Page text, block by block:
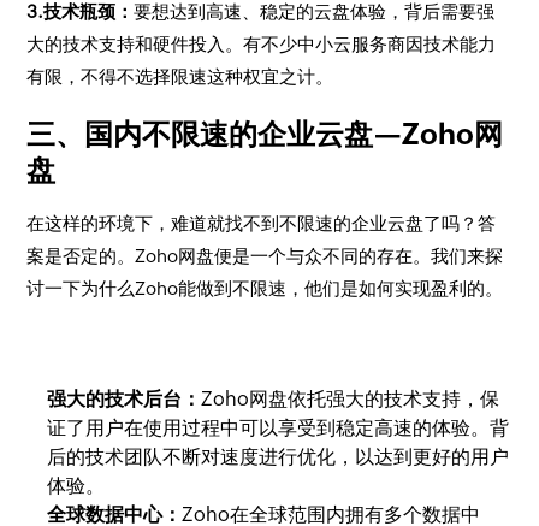
3.技术瓶颈：要想达到高速、稳定的云盘体验，背后需要强
大的技术支持和硬件投入。有不少中小云服务商因技术能力
有限，不得不选择限速这种权宜之计。
三、国内不限速的企业云盘—Zoho网
盘
在这样的环境下，难道就找不到不限速的企业云盘了吗？答
案是否定的。Zoho网盘便是一个与众不同的存在。我们来探
讨一下为什么Zoho能做到不限速，他们是如何实现盈利的。
强大的技术后台：Zoho网盘依托强大的技术支持，保
证了用户在使用过程中可以享受到稳定高速的体验。背
后的技术团队不断对速度进行优化，以达到更好的用户
体验。
全球数据中心：Zoho在全球范围内拥有多个数据中